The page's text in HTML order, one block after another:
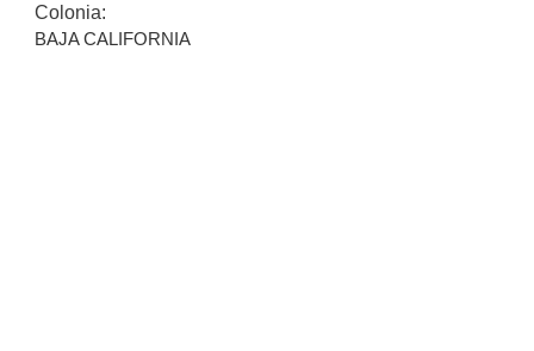
Colonia:
BAJA CALIFORNIA